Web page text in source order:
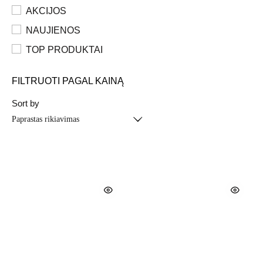
AKCIJOS
NAUJIENOS
TOP PRODUKTAI
FILTRUOTI PAGAL KAINĄ
Sort by